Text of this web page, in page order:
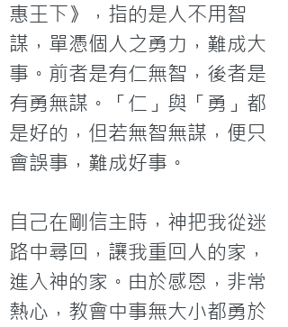
惠王下》，指的是人不用智
謀，單憑個人之勇力，難成大
事。前者是有仁無智，後者是
有勇無謀。「仁」與「勇」都
是好的，但若無智無謀，便只
會誤事，難成好事。
自己在剛信主時，神把我從迷
路中尋回，讓我重回人的家，
進入神的家。由於感恩，非常
熱心，教會中事無大小都勇於